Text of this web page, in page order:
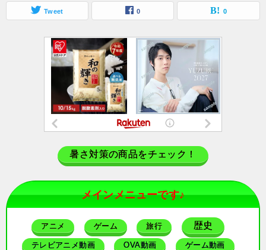
Tweet 0 0
暑さ対策の商品をチェック！
メインメニューです♪
アニメ ゲーム 旅行 歴史
テレビアニメ動画 OVA動画 ゲーム動画